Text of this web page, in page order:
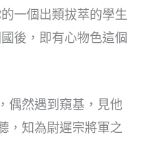
一個出類拔萃的學生
後，即有心物色這個
偶然遇到窺基，見他
，知為尉遲宗將軍之